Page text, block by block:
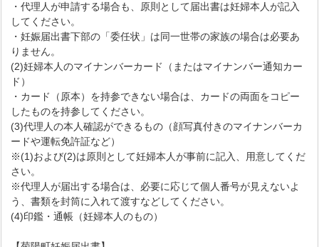
・代理人が申請する場合も、原則として届出書は妊婦本人が記入
してください。
・妊娠届出書下部の「委任状」は同一世帯の家族の場合は必要あ
りません。
(2)妊婦本人のマイナンバーカード（またはマイナンバー通知カー
ド）
・カード（原本）を持参できない場合は、カードの両面をコピー
したものを持参してください。
(3)代理人の本人確認ができるもの（顔写真付きのマイナンバーカ
ードや運転免許証など）
※(1)および(2)は原則として妊婦本人が事前に記入、用意してくだ
さい。
※代理人が届出する場合は、必要に応じて個人番号が見えないよ
う、書類を封筒に入れて渡すなどしてください。
(4)印鑑・通帳（妊婦本人のもの）